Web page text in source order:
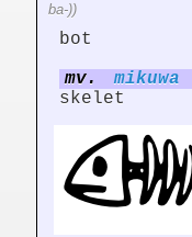
ba-))
bot
mv.
mikuwa
skelet